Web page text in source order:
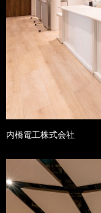
内橋電工株式会社